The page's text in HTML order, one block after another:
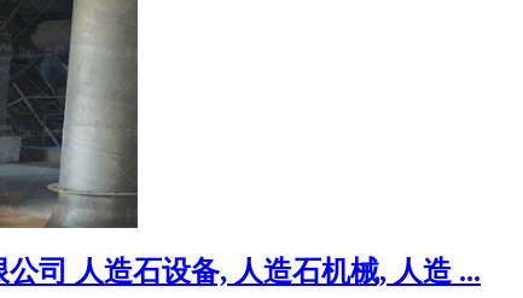
司 人造石设备, 人造石机械, 人造 ...